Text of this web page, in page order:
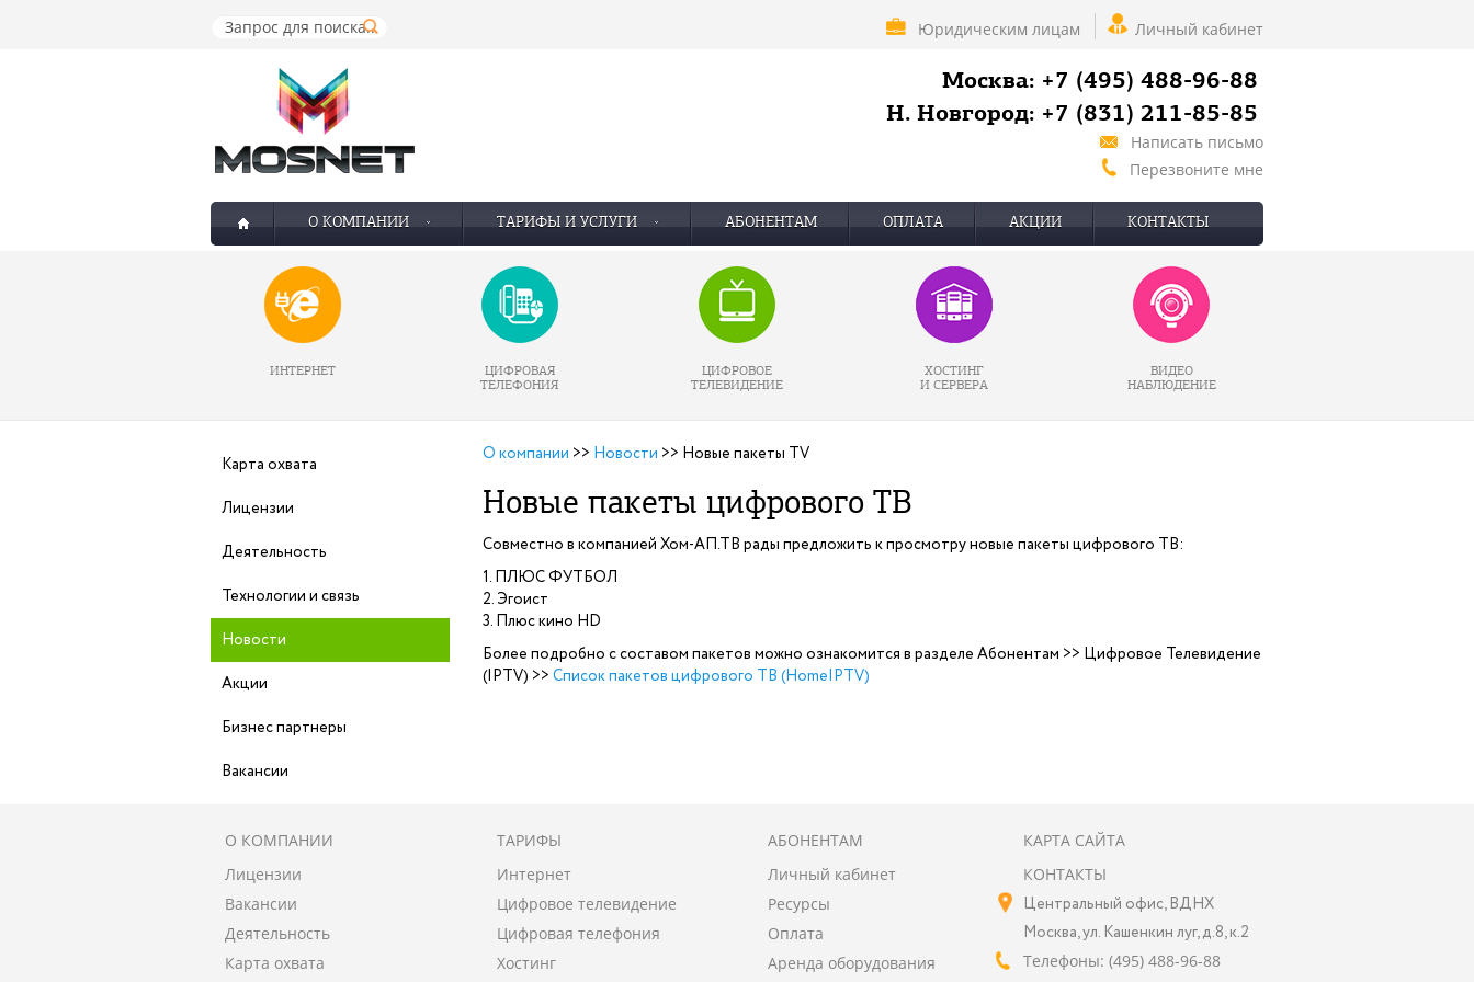
Юридическим лицам Личный кабинет
Москва: +7 (495) 488-96-88
Н. Новгород: +7 (831) 211-85-85
Написать письмо
Перезвоните мне
О КОМПАНИИ ТАРИФЫ И УСЛУГИ АБОНЕНТАМ ОПЛАТА АКЦИИ КОНТАКТЫ
ИНТЕРНЕТ
ЦИФРОВАЯ
ТЕЛЕФОНИЯ
ЦИФРОВОЕ
ТЕЛЕВИДЕНИЕ
ХОСТИНГ
И СЕРВЕРА
ВИДЕО
НАБЛЮДЕНИЕ
Карта охвата
Лицензии
Деятельность
Технологии и связь
Новости
Акции
Бизнес партнеры
Вакансии
О компании >> Новости >> Новые пакеты TV
Новые пакеты цифрового ТВ
Совместно в компанией Хом-АП.ТВ рады предложить к просмотру новые пакеты цифрового ТВ:
1. ПЛЮС ФУТБОЛ
2. Эгоист
3. Плюс кино HD
Более подробно с составом пакетов можно ознакомится в разделе Абонентам >> Цифровое Телевидение
(IPTV) >> Список пакетов цифрового ТВ (HomeIPTV)
О КОМПАНИИ
Лицензии
Вакансии
Деятельность
Карта охвата
ТАРИФЫ
Интернет
Цифровое телевидение
Цифровая телефония
Хостинг
АБОНЕНТАМ
Личный кабинет
Ресурсы
Oплата
Аренда оборудования
КАРТА САЙТА
КОНТАКТЫ
Центральный офис, ВДНХ
Москва, ул. Кашенкин луг, д.8, к.2
Телефоны: (495) 488-96-88